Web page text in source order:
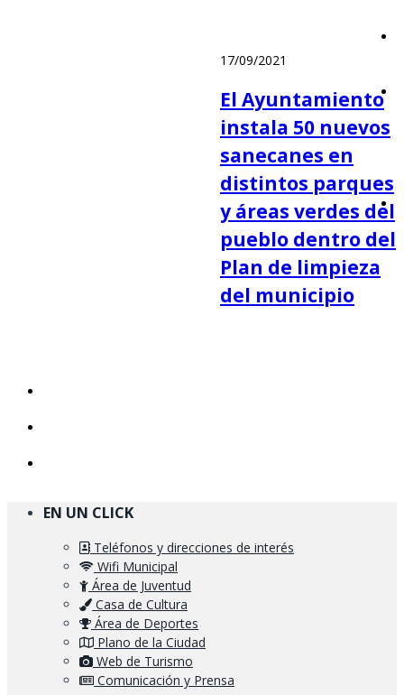
17/09/2021
El Ayuntamiento
instala 50 nuevos
sanecanes en
distintos parques
y áreas verdes del
pueblo dentro del
Plan de limpieza
del municipio
EN UN CLICK
Teléfonos y direcciones de interés
Wifi Municipal
Área de Juventud
Casa de Cultura
Área de Deportes
Plano de la Ciudad
Web de Turismo
Comunicación y Prensa